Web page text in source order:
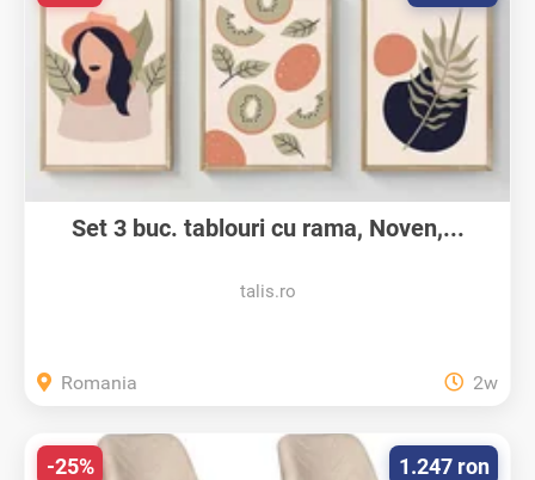
Set 3 buc. tablouri cu rama, Noven,...
talis.ro
Romania 2w
1.247 ron
-25%